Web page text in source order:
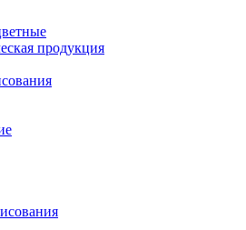
продукция